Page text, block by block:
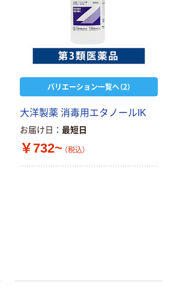
バリエーション一覧へ（2）
大洋製薬 消毒用エタノールIK
お届け日 最短日
￥732~ （税込）